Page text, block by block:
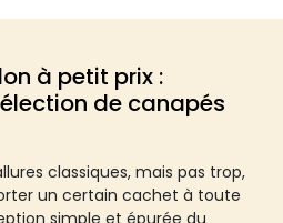
à petit prix :
de canapés
classiques, mais pas trop,
un certain cachet à toute